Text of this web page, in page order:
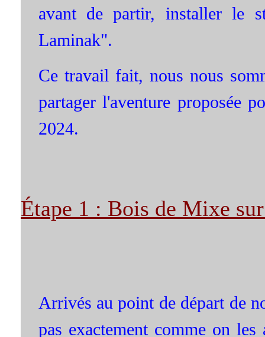
avant de partir, installer le
Laminak".
Ce travail fait, nous nous
partager l'aventure proposée
2024.
Étape 1 : Bois de Mixe
Arrivés au point de départ de
pas exactement comme on les